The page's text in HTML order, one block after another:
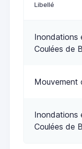
Libellé
Inondations
Coulées de
Mouvement
Inondations
Coulées de